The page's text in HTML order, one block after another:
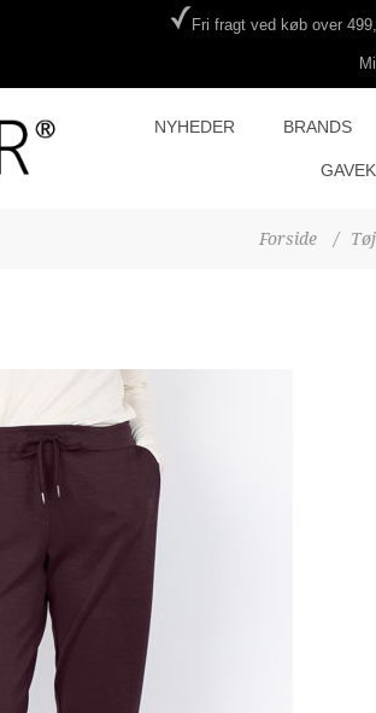
Fri fragt ved køb over
NYHEDER BRANDS
Forside / Tøj